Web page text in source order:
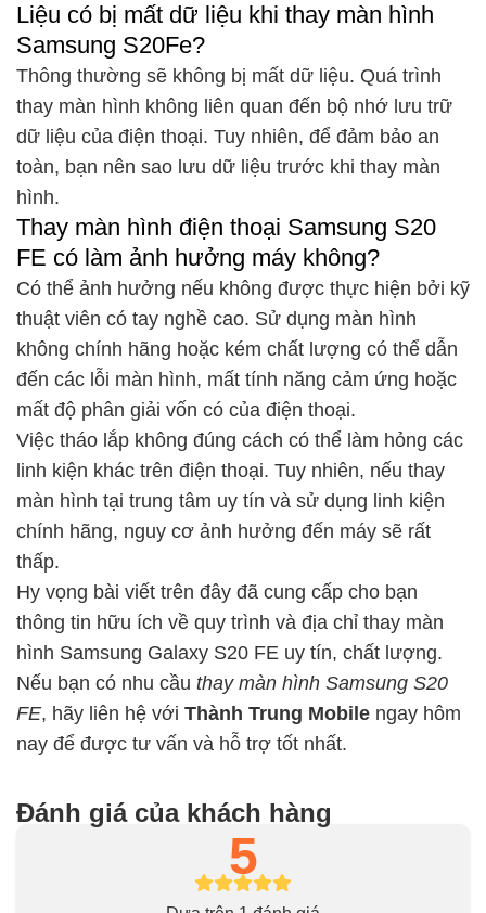
Liệu có bị mất dữ liệu khi thay màn hình
Samsung S20Fe?
Thông thường sẽ không bị mất dữ liệu. Quá trình
thay màn hình không liên quan đến bộ nhớ lưu trữ
dữ liệu của điện thoại. Tuy nhiên, để đảm bảo an
toàn, bạn nên sao lưu dữ liệu trước khi thay màn
hình.
Thay màn hình điện thoại Samsung S20
FE có làm ảnh hưởng máy không?
Có thể ảnh hưởng nếu không được thực hiện bởi kỹ
thuật viên có tay nghề cao. Sử dụng màn hình
không chính hãng hoặc kém chất lượng có thể dẫn
đến các lỗi màn hình, mất tính năng cảm ứng hoặc
mất độ phân giải vốn có của điện thoại.
Việc tháo lắp không đúng cách có thể làm hỏng các
linh kiện khác trên điện thoại. Tuy nhiên, nếu thay
màn hình tại trung tâm uy tín và sử dụng linh kiện
chính hãng, nguy cơ ảnh hưởng đến máy sẽ rất
thấp.
Hy vọng bài viết trên đây đã cung cấp cho bạn
thông tin hữu ích về quy trình và địa chỉ thay màn
hình Samsung Galaxy S20 FE uy tín, chất lượng.
Nếu bạn có nhu cầu thay màn hình Samsung S20
FE, hãy liên hệ với Thành Trung Mobile ngay hôm
nay để được tư vấn và hỗ trợ tốt nhất.
Đánh giá của khách hàng
5